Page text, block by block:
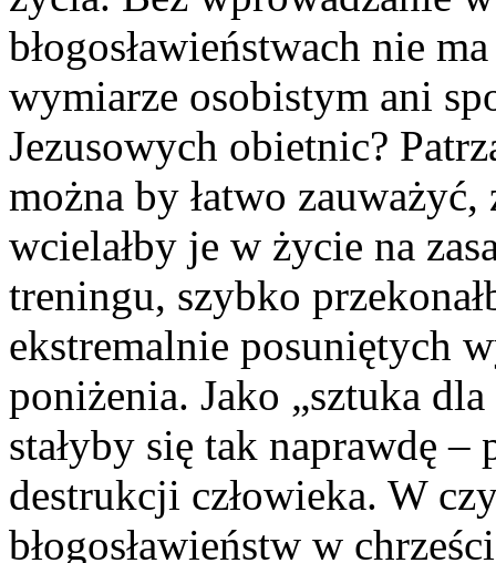
błogosławieństwach nie
wymiarze osobistym ani
Jezusowych obietnic?
można by łatwo
wcielałby je w życie na
treningu, szybko
ekstremalnie posuniętych
poniżenia. Jako „sztuka
stałyby się tak naprawdę
destrukcji człowieka. W
błogosławieństw w